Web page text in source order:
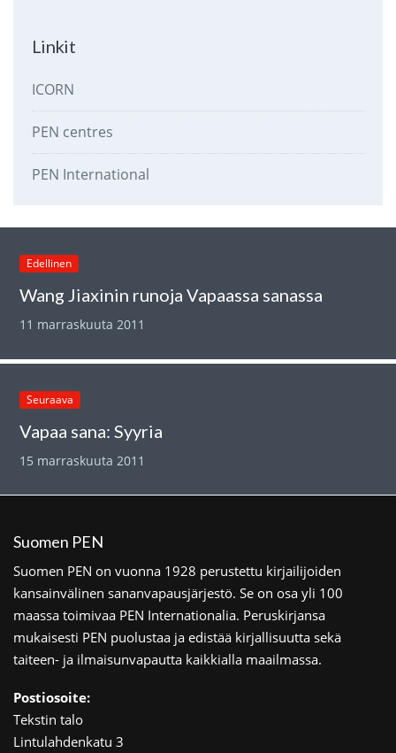
Linkit
ICORN
PEN centres
PEN International
Edellinen
Wang Jiaxinin runoja Vapaassa sanassa
11 marraskuuta 2011
Seuraava
Vapaa sana: Syyria
15 marraskuuta 2011
Suomen PEN
Suomen PEN on vuonna 1928 perustettu kirjailijoiden
kansainvälinen sananvapausjärjestö. Se on osa yli 100
maassa toimivaa PEN Internationalia. Peruskirjansa
mukaisesti PEN puolustaa ja edistää kirjallisuutta sekä
taiteen- ja ilmaisunvapautta kaikkialla maailmassa.
Postiosoite:
Tekstin talo
Lintulahdenkatu 3